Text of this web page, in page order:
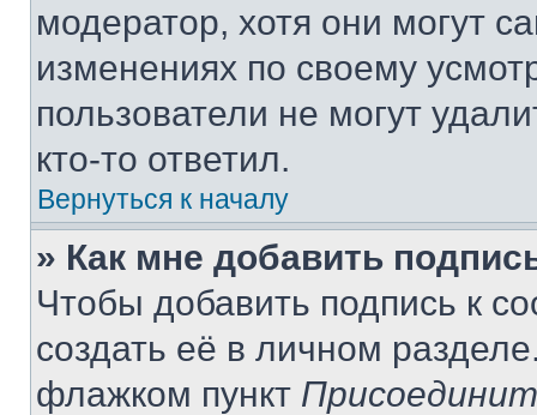
модератор, хотя они могут
изменениях по своему
пользователи не могут
кто-то ответил.
Вернуться к началу
» Как мне добавить
Чтобы добавить подпись к
создать её в личном
флажком пункт